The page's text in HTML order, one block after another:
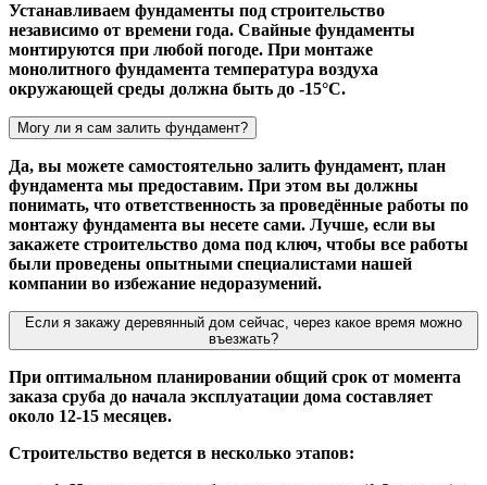
Устанавливаем фундаменты под строительство
независимо от времени года. Свайные фундаменты
монтируются при любой погоде. При монтаже
монолитного фундамента температура воздуха
окружающей среды должна быть до -15°С.
Могу ли я сам залить фундамент?
Да, вы можете самостоятельно залить фундамент, план
фундамента мы предоставим. При этом вы должны
понимать, что ответственность за проведённые работы по
монтажу фундамента вы несете сами. Лучше, если вы
закажете строительство дома под ключ, чтобы все работы
были проведены опытными специалистами нашей
компании во избежание недоразумений.
Если я закажу деревянный дом сейчас, через какое время можно
въезжать?
При оптимальном планировании общий срок от момента
заказа сруба до начала эксплуатации дома составляет
около 12-15 месяцев.
Строительство ведется в несколько этапов: